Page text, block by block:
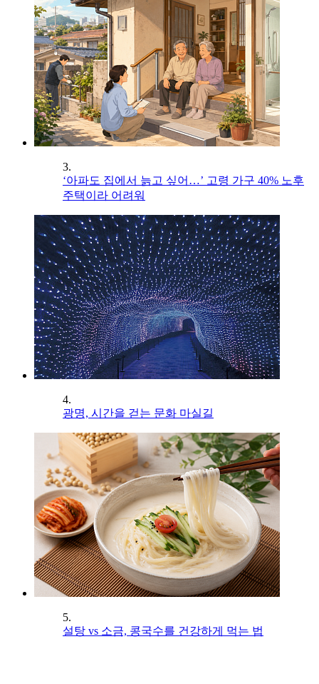
3.
‘아파도 집에서 늙고 싶어…’ 고령 가구 40% 노후
주택이라 어려워
4.
광명, 시간을 걷는 문화 마실길
5.
설탕 vs 소금, 콩국수를 건강하게 먹는 법